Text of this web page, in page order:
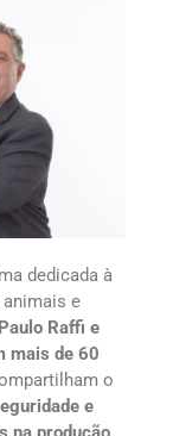
dedicada à
e
Raffi e
mais de 60
o
e